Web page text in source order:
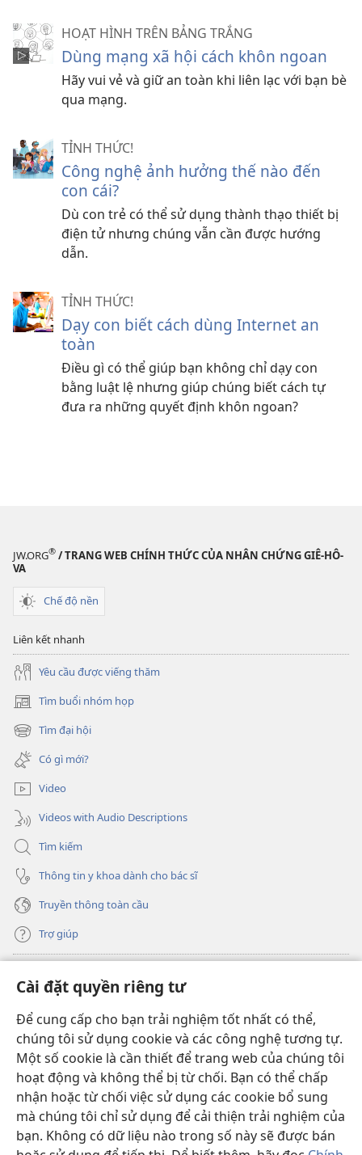
Cài đặt quyền riêng tư
Để cung cấp cho bạn trải nghiệm tốt nhất có thể,
chúng tôi sử dụng cookie và các công nghệ tương tự.
Một số cookie là cần thiết để trang web của chúng tôi
hoạt động và không thể bị từ chối. Bạn có thể chấp
nhận hoặc từ chối việc sử dụng các cookie bổ sung
mà chúng tôi chỉ sử dụng để cải thiện trải nghiệm của
bạn. Không có dữ liệu nào trong số này sẽ được bán
HOẠT HÌNH TRÊN BẢNG TRẮNG
Dùng mạng xã hội cách khôn ngoan
Hãy vui vẻ và giữ an toàn khi liên lạc với bạn bè
qua mạng.
TỈNH THỨC!
Công nghệ ảnh hưởng thế nào đến
con cái?
Dù con trẻ có thể sử dụng thành thạo thiết bị
điện tử nhưng chúng vẫn cần được hướng
dẫn.
TỈNH THỨC!
Dạy con biết cách dùng Internet an
toàn
Điều gì có thể giúp bạn không chỉ dạy con
bằng luật lệ nhưng giúp chúng biết cách tự
đưa ra những quyết định khôn ngoan?
JW.ORG® / TRANG WEB CHÍNH THỨC CỦA NHÂN CHỨNG GIÊ-HÔ-
VA
Chế độ nền
Liên kết nhanh
Yêu cầu được viếng thăm
Tìm buổi nhóm họp
(mở
cửa
sổ
mới)
Tìm đại hội
(mở
cửa
sổ
mới)
Có gì mới?
Video
Videos with Audio Descriptions
Tìm kiếm
Thông tin y khoa dành cho bác sĩ
Truyền thông toàn cầu
Trợ giúp
(mở
cửa
sổ
mới)
THƯ VIỆN TRỰC TUYẾN Tháp Canh
(mở
cửa
sổ
mới)
JW Hub ®
(mở
cửa
sổ
mới)
JW Library
Thư viện Tháp Canh